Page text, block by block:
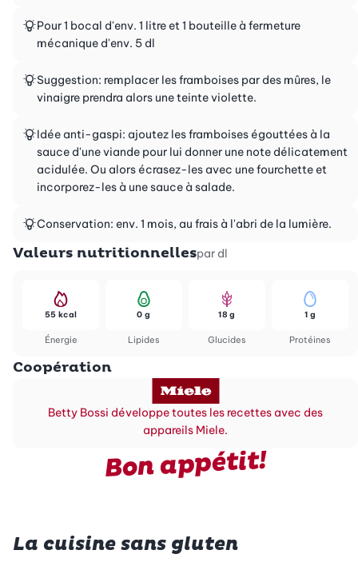
Pour 1 bocal d'env. 1 litre et 1 bouteille à fermeture
mécanique d'env. 5 dl
Suggestion: remplacer les framboises par des mûres, le
vinaigre prendra alors une teinte violette.
Idée anti-gaspi: ajoutez les framboises égouttées à la
sauce d'une viande pour lui donner une note délicatement
acidulée. Ou alors écrasez-les avec une fourchette et
incorporez-les à une sauce à salade.
Conservation: env. 1 mois, au frais à l'abri de la lumière.
Valeurs nutritionnellespar dl
Énergie
55 kcal
Lipides
0 g
Glucides
18 g
Protéines
1 g
Coopération
Betty Bossi développe toutes les recettes avec des
appareils Miele.
Bon appétit!
La cuisine sans gluten